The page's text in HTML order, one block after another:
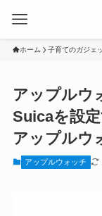
ホーム 子育てのガジェ
アップルウ
Suicaを設
アップルウ
アップルウォッチ